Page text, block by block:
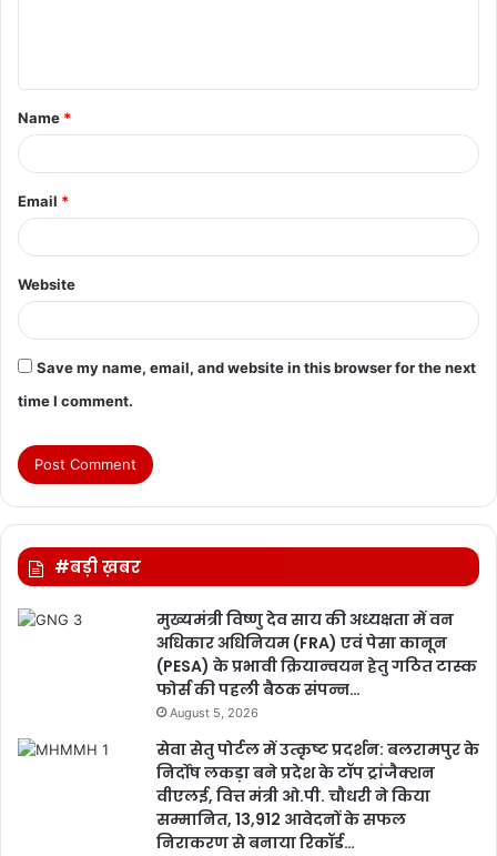
t
*
Name *
Email *
Website
Save my name, email, and website in this browser for the next
time I comment.
#बड़ी ख़बर
मुख्यमंत्री विष्णु देव साय की अध्यक्षता में वन
अधिकार अधिनियम (FRA) एवं पेसा कानून
(PESA) के प्रभावी क्रियान्वयन हेतु गठित टास्क
फोर्स की पहली बैठक संपन्न…
August 5, 2026
सेवा सेतु पोर्टल में उत्कृष्ट प्रदर्शन: बलरामपुर के
निर्दोष लकड़ा बने प्रदेश के टॉप ट्रांजैक्शन
वीएलई, वित्त मंत्री ओ.पी. चौधरी ने किया
सम्मानित, 13,912 आवेदनों के सफल
निराकरण से बनाया रिकॉर्ड…